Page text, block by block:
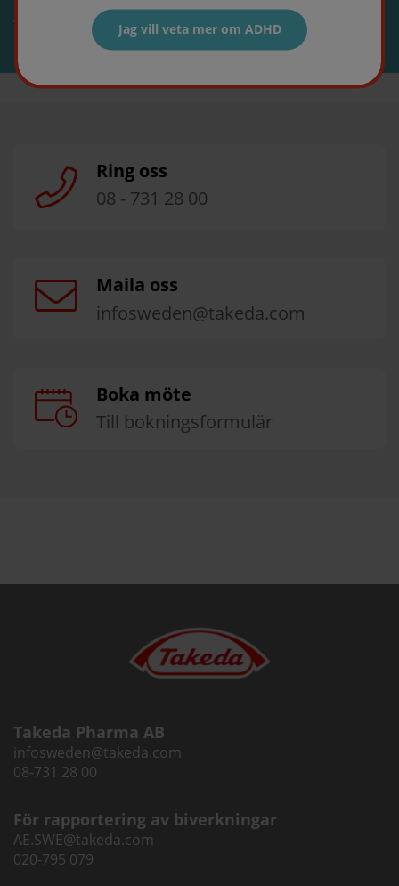
Till patientstöd
Ring oss
08 - 731 28 00
Maila oss
infosweden@takeda.com
Boka möte
Till bokningsformulär
Jag vill veta mer om ADHD
Takeda Pharma AB
infosweden@takeda.com
08-731 28 00
För rapportering av biverkningar
AE.SWE@takeda.com
020-795 079